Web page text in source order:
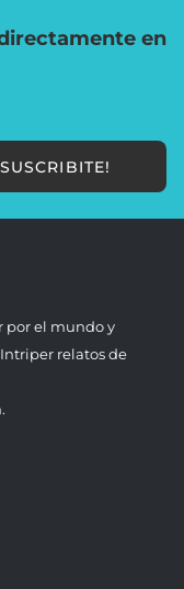
en
por el mundo y
relatos de